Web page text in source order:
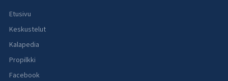
Etusivu
Keskustelut
Kalapedia
Propilkki
Facebook